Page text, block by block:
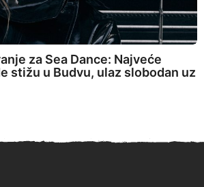
za Sea Dance: Najveće
stižu u Budvu, ulaz slobodan uz